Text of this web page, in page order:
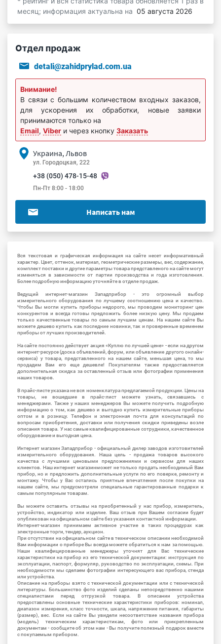
месяц; информация актуальна на 05 августа 2026
Отдел продаж
detali@zahidprylad.com.ua
Внимание!
В связи с большим количеством входных заказов,
для ускорения их обработки, новые заявки
принимаются только на
Email, Viber и через кнопку Заказать
Украина, Львов
ул. Городоцкая, 222
+38 (050) 478-15-48
Пн-Пт 8:00 - 18:00
Написать нам
Вся текстовая и графическая информация на сайте несет информативный
характер. Цвет, оттенок, материал, геометрические размеры, вес, содержание,
комплект поставки и другие параметры товара представленого на сайте могут
изменяться в зависимости от партии производства и года изготовления.
Более подробную информацию уточняйте в отделе продаж.
Ведущий интернет-магазин Западприбор - это огромный выбор
измерительного оборудования по лучшему соотношению цена и качество.
Чтобы Вы могли купить приборы недорого, мы проводим мониторинг цен
конкурентов и всегда готовы предложить более низкую цену. Мы продаем
только качественные товары по самым лучшим ценам. На нашем сайте Вы
можете дешево купить как последние новинки, так и проверенные временем
приборы от лучших производителей.
На сайте постоянно действует акция «Куплю по лучшей цене» - если на другом
интернет-ресурсе (доска объявлений, форум, или объявление другого онлайн-
сервиса) у товара, представленного на нашем сайте, меньшая цена, то мы
продадим Вам его еще дешевле! Покупателям также предоставляется
дополнительная скидка за оставленный отзыв или фотографии применения
наших товаров.
В прайс-листе указана не вся номенклатура предлагаемой продукции. Цены на
товары, не вошедшие в прайс-лист можете узнать, связавшись с
менеджерами. Также у наших менеджеров Вы можете получить подробную
информацию о том, как дешево и выгодно купить измерительные приборы
оптом и в розницу. Телефон и электронная почта для консультаций по
вопросам приобретения, доставки или получения скидки приведены возле
описания товара. У нас самые квалифицированные сотрудники, качественное
оборудование и выгодная цена.
Интернет магазин Западприбор - официальный дилер заводов изготовителей
измерительного оборудования. Наша цель - продажа товаров высокого
качества с лучшими ценовыми предложениями и сервисом для наших
клиентов. Наш интернет магазинможет не только продать необходимый Вам
прибор, но и предложить дополнительные услуги по его поверке, ремонту и
монтажу. Чтобы у Вас остались приятные впечатления после покупки на
нашем сайте, мы предусмотрели специальные гарантированные подарки к
самым популярным товарам.
Вы можете оставить отзывы на приобретенный у нас прибор, измеритель,
устройство, индикатор или изделие. Ваш отзыв при Вашем согласии будет
опубликован на официальном сайте без указания контактной информации.
Интернет-магазин принимаем активное участие в таких процедурах как
электронные торги, тендер, аукцион.
При отсутствии на официальном сайте в техническом описании необходимой
Вам информации о приборе Вы всегда можете обратиться к нам за помощью.
Наши квалифицированные менеджеры уточнят для Вас технические
характеристики на прибор из его технической документации: инструкция по
эксплуатации, паспорт, формуляр, руководство по эксплуатации, схемы. При
необходимости мы сделаем фотографии интересующего вас прибора, стенда
или устройства.
Описание на приборы взято с технической документации или с технической
литературы. Большинство фото изделий сделаны непосредственно нашими
специалистами перед отгрузкой товара. В описании устройства
предоставлены основные технические характеристики приборов: номинал,
диапазон измерения, класс точности, шкала, напряжение питания, габариты
(размер), вес. Если на сайте Вы увидели несоответствие названия прибора
(модель) техническим характеристикам, фото или прикрепленным
документам - сообщите об этом нам - Вы получите полезный подарок вместе
с покупаемым прибором.